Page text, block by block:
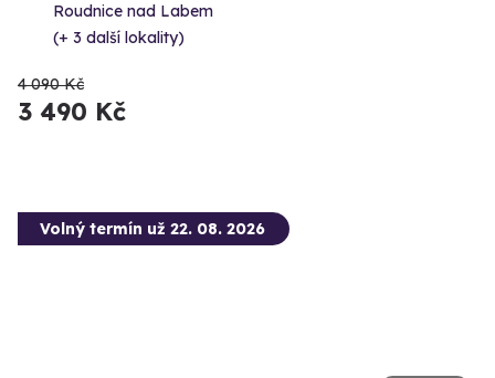
Roudnice nad Labem
(+ 3 další lokality)
4 090 Kč
3 490 Kč
Volný termín už 22. 08. 2026